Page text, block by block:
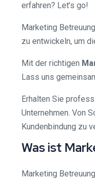
erfahren? Let’s go!
Marketing
zu entwickeln, um
Mit der richtigen
Lass uns
Erhalten Sie
Unternehmen. Von
Kundenbindung zu
Was ist
Marketing